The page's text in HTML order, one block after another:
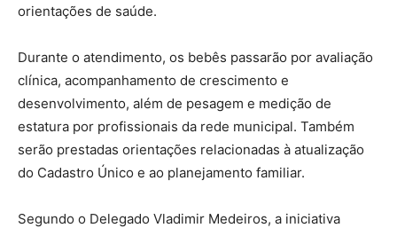
orientações de saúde.
Durante o atendimento, os bebês passarão por avaliação
clínica, acompanhamento de crescimento e
desenvolvimento, além de pesagem e medição de
estatura por profissionais da rede municipal. Também
serão prestadas orientações relacionadas à atualização
do Cadastro Único e ao planejamento familiar.
Segundo o Delegado Vladimir Medeiros, a iniciativa